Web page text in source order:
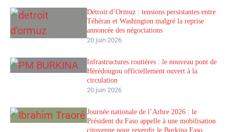
Détroit d’Ormuz : tensions persistantes entre
Téhéran et Washington malgré la reprise
annoncée des négociations
20 juin 2026
Infrastructures routières : le nouveau pont de
Hèrèdougou officiellement ouvert à la
circulation
20 juin 2026
Journée nationale de l’Arbre 2026 : le
Président du Faso appelle à une mobilisation
citoyenne pour reverdir le Burkina Faso